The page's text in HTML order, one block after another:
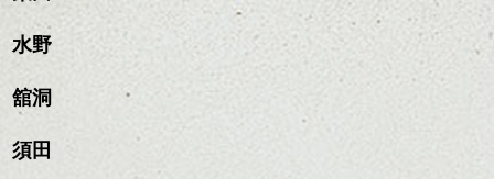
水野
舘洞
須田